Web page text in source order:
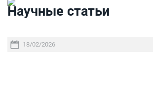
Научные статьи
18/02/2026